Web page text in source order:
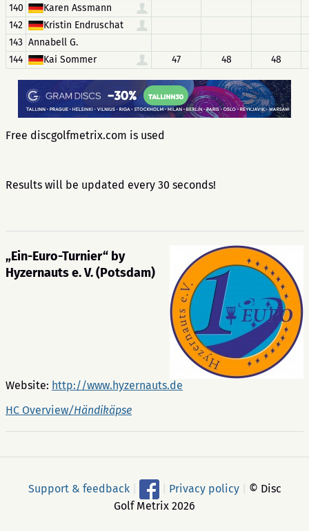
140
Karen Assmann
142
Kristin Endruschat
143 Annabell G.
144
Kai Sommer 47 48 48
Free discgolfmetrix.com is used
Results will be updated every 30 seconds!
„Ein-Euro-Turnier“ by
Hyzernauts e. V. (Potsdam)
Website: http://www.hyzernauts.de
HC Overview/Händikäpse
Support & feedback Privacy policy
© Disc
Golf Metrix 2026